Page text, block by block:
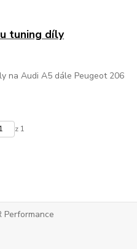
tuning díly
na Audi A5 dále Peugeot 206
z 1